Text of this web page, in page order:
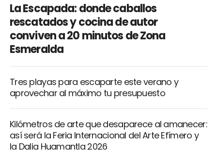
La Escapada: donde caballos
rescatados y cocina de autor
conviven a 20 minutos de Zona
Esmeralda
Tres playas para escaparte este verano y
aprovechar al máximo tu presupuesto
Kilómetros de arte que desaparece al amanecer:
así será la Feria Internacional del Arte Efímero y
la Dalia Huamantla 2026